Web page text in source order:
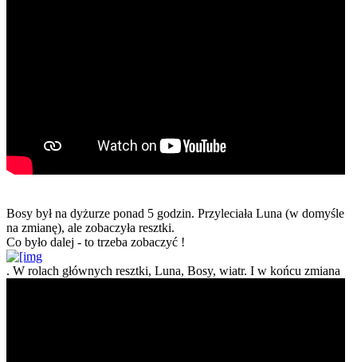
Bosy był na dyżurze ponad 5 godzin. Przyleciała Luna (w domyśle
na zmianę), ale zobaczyła resztki.
Co było dalej - to trzeba zobaczyć !
. W rolach głównych resztki, Luna, Bosy, wiatr. I w końcu zmiana